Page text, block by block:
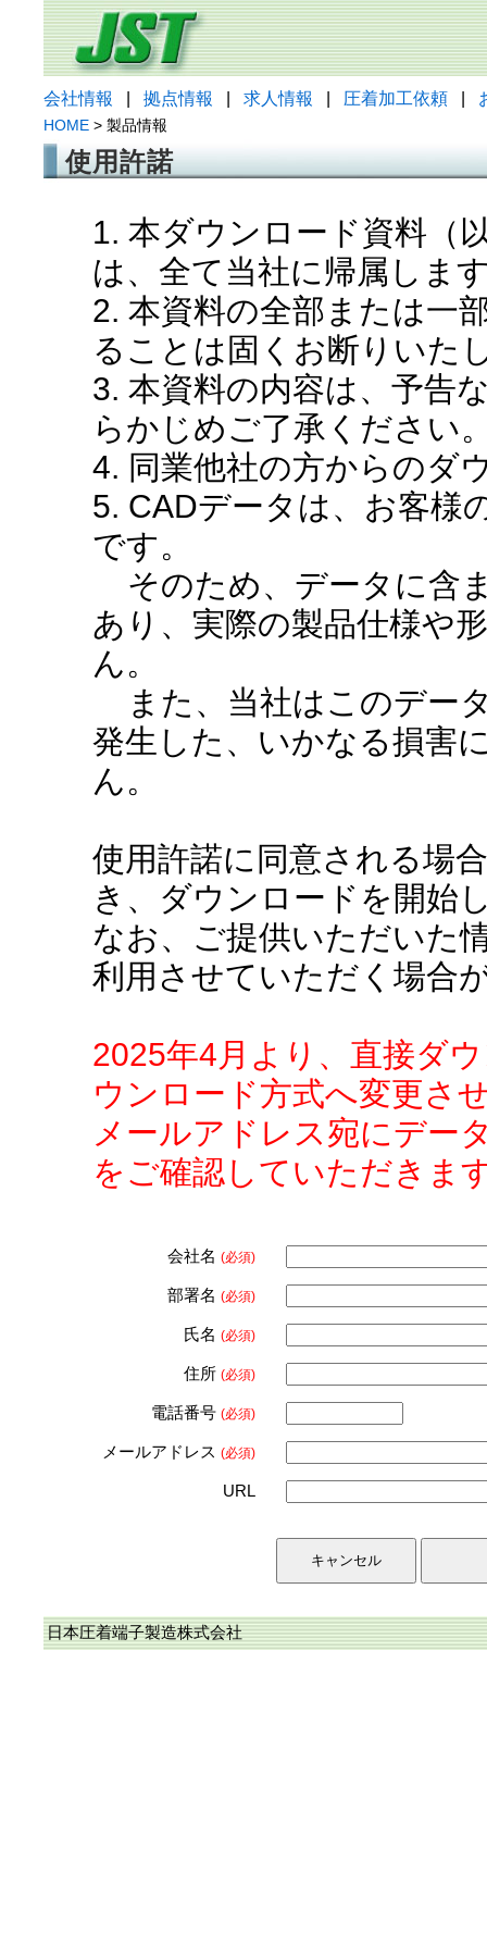
会社情報 拠点情報 求人情報 圧着加工依頼
HOME > 製品情報
使用許諾
1. 本ダウンロード資料（
は、全て当社に帰属しま
2. 本資料の全部または一
ることは固くお断りいた
3. 本資料の内容は、予告
らかじめご了承ください
4. 同業他社の方からのダ
5. CADデータは、お客様
です。
そのため、データに含
あり、実際の製品仕様や
ん。
また、当社はこのデー
発生した、いかなる損害
ん。
使用許諾に同意される場
き、ダウンロードを開始
なお、ご提供いただいた
利用させていただく場合
2025年4月より、直接ダ
ウンロード方式へ変更さ
メールアドレス宛にデー
をご確認していただきま
会社名 (必須)
部署名 (必須)
氏名 (必須)
住所 (必須)
電話番号 (必須)
メールアドレス (必須)
URL
日本圧着端子製造株式会社